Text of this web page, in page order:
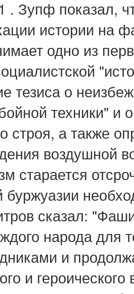
. Зупф показал,
истории на
одно из
тезиса о
техники" и
строя, а также
воздушной
старается
буржуазии
сказал:
народа для
и
и